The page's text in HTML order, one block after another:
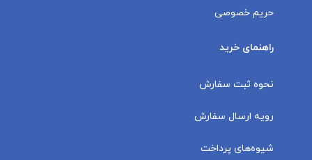
حریم خصوصی
راهنمای خرید
نحوه ثبت سفارش
رویه ارسال سفارش
شیوه‌های پرداخت